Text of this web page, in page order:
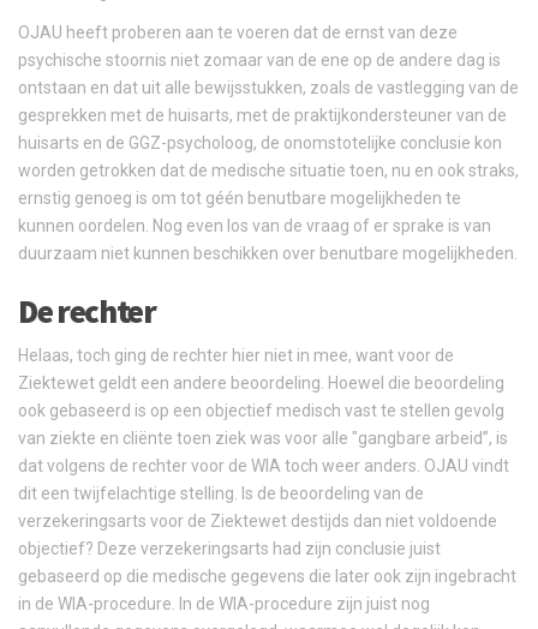
OJAU heeft proberen aan te voeren dat de ernst van deze
psychische stoornis niet zomaar van de ene op de andere dag is
ontstaan en dat uit alle bewijsstukken, zoals de vastlegging van de
gesprekken met de huisarts, met de praktijkondersteuner van de
huisarts en de GGZ-psycholoog, de onomstotelijke conclusie kon
worden getrokken dat de medische situatie toen, nu en ook straks,
ernstig genoeg is om tot géén benutbare mogelijkheden te
kunnen oordelen. Nog even los van de vraag of er sprake is van
duurzaam niet kunnen beschikken over benutbare mogelijkheden.
De rechter
Helaas, toch ging de rechter hier niet in mee, want voor de
Ziektewet geldt een andere beoordeling. Hoewel die beoordeling
ook gebaseerd is op een objectief medisch vast te stellen gevolg
van ziekte en cliënte toen ziek was voor alle "gangbare arbeid”, is
dat volgens de rechter voor de WIA toch weer anders. OJAU vindt
dit een twijfelachtige stelling. Is de beoordeling van de
verzekeringsarts voor de Ziektewet destijds dan niet voldoende
objectief? Deze verzekeringsarts had zijn conclusie juist
gebaseerd op die medische gegevens die later ook zijn ingebracht
in de WIA-procedure. In de WIA-procedure zijn juist nog